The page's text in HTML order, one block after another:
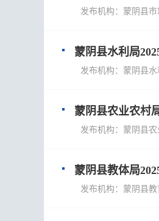
发布机构：蒙阴县
蒙阴县水利局
发布机构：蒙阴县
蒙阴县农业农村
发布机构：蒙阴县
蒙阴县教体局
发布机构：蒙阴县